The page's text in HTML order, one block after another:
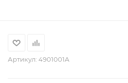
Артикул: 4901001A